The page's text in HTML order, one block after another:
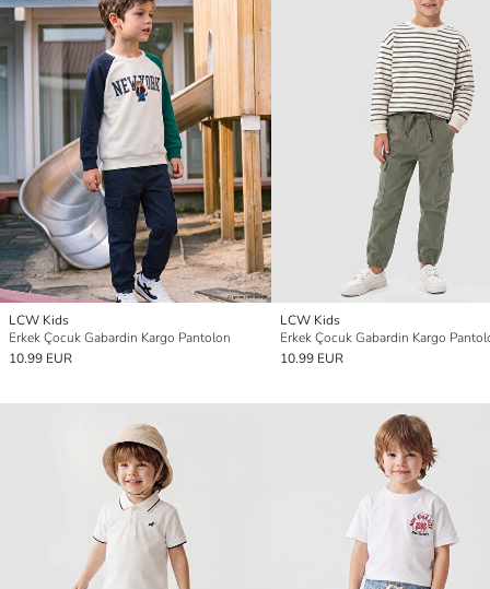
LCW Kids
Erkek Çocuk Gabardin Kargo Pantolon
10.99 EUR
LCW Kids
Erkek Çocuk Gabardin Kargo
10.99 EUR